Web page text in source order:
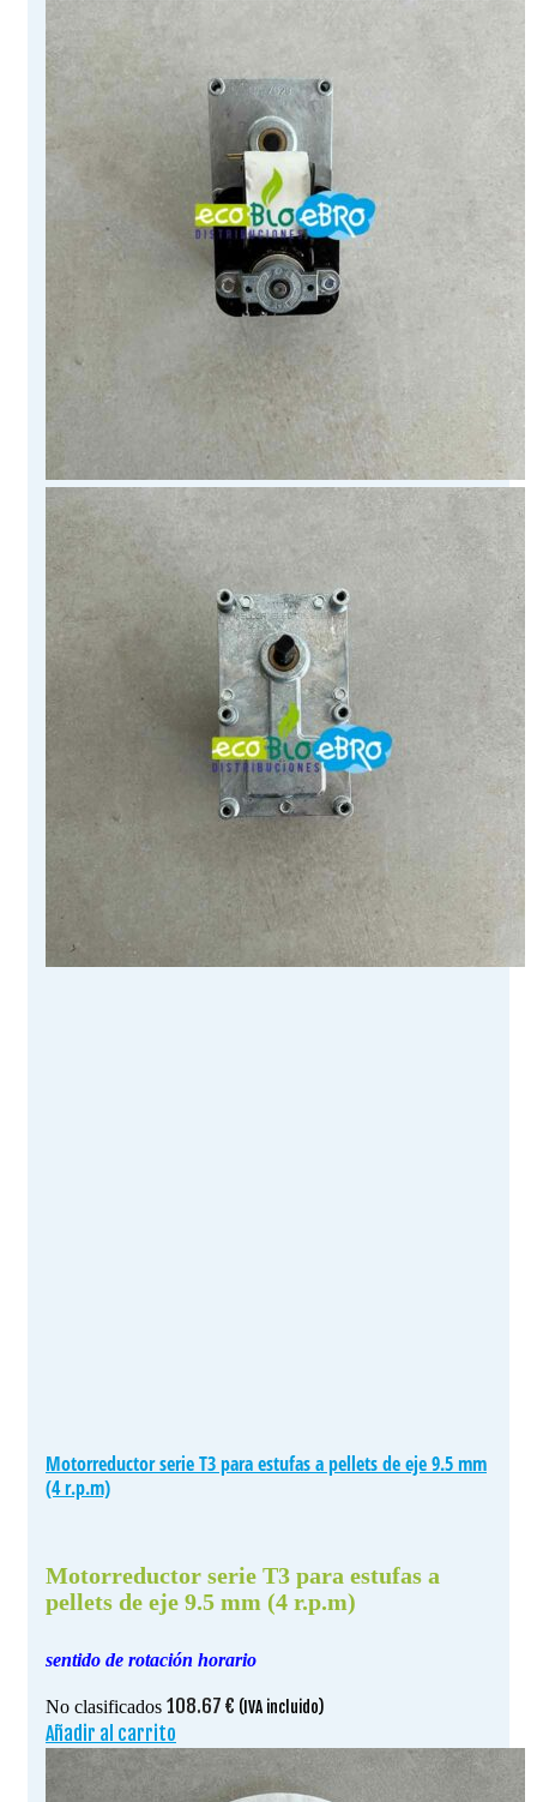
Motorreductor serie T3 para estufas a pellets de eje 9.5 mm
(4 r.p.m)
Motorreductor serie T3 para estufas a
pellets de eje 9.5 mm (4 r.p.m)
sentido de rotación horario
No clasificados 108.67 € (IVA incluido)
Añadir al carrito